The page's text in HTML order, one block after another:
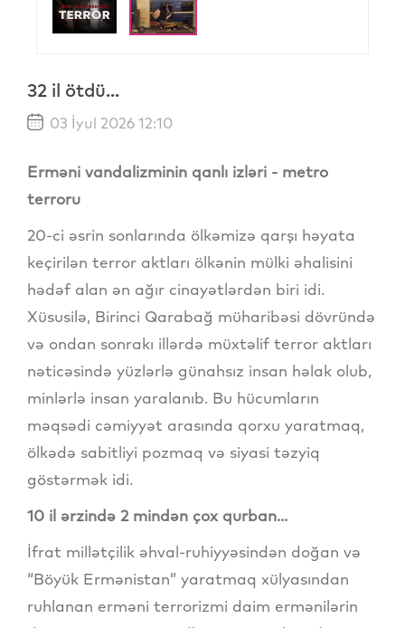
32 il ötdü...
03 İyul 2026 12:10
Erməni vandalizminin qanlı izləri - metro
terroru
20-ci əsrin sonlarında ölkəmizə qarşı həyata
keçirilən terror aktları ölkənin mülki əhalisini
hədəf alan ən ağır cinayətlərdən biri idi.
Xüsusilə, Birinci Qarabağ müharibəsi dövründə
və ondan sonrakı illərdə müxtəlif terror aktları
nəticəsində yüzlərlə günahsız insan həlak olub,
minlərlə insan yaralanıb. Bu hücumların
məqsədi cəmiyyət arasında qorxu yaratmaq,
ölkədə sabitliyi pozmaq və siyasi təzyiq
göstərmək idi.
10 il ərzində 2 mindən çox qurban...
İfrat millətçilik əhval-ruhiyyəsindən doğan və
“Böyük Ermənistan” yaratmaq xülyasından
ruhlanan erməni terrorizmi daim ermənilərin